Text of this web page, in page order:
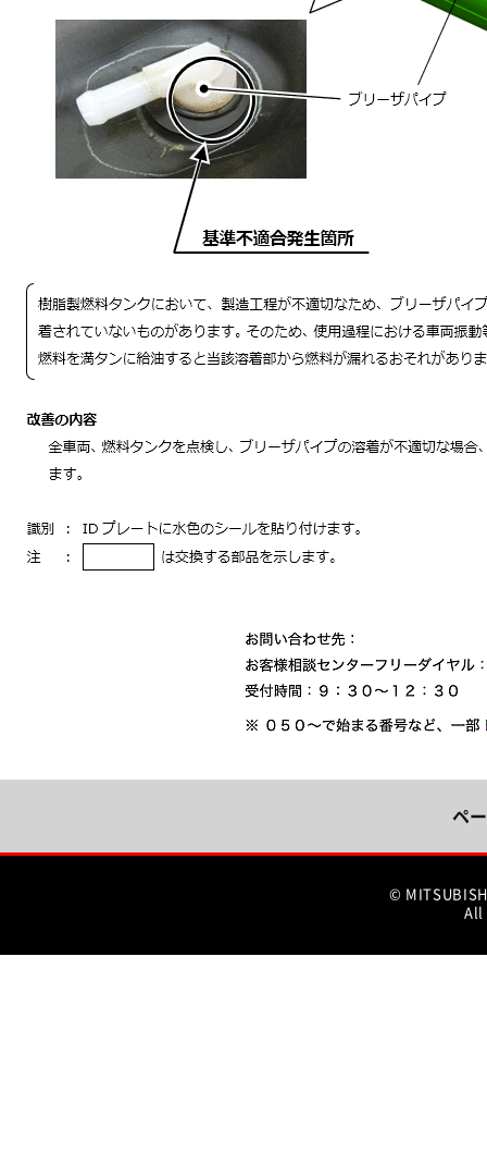
ペ
©
All